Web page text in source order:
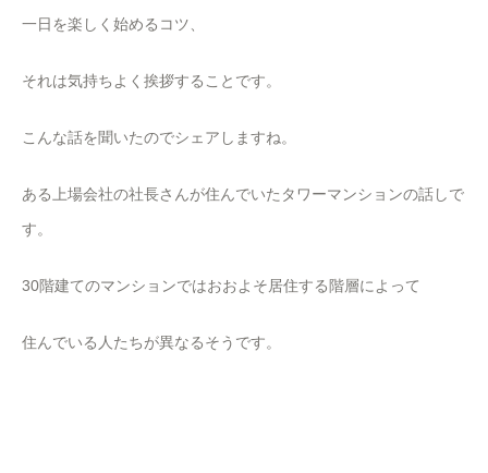
一日を楽しく始めるコツ、
それは気持ちよく挨拶することです。
こんな話を聞いたのでシェアしますね。
ある上場会社の社長さんが住んでいたタワーマンションの話しで
す。
30階建てのマンションではおおよそ居住する階層によって
住んでいる人たちが異なるそうです。